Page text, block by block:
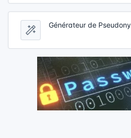
Générateur de